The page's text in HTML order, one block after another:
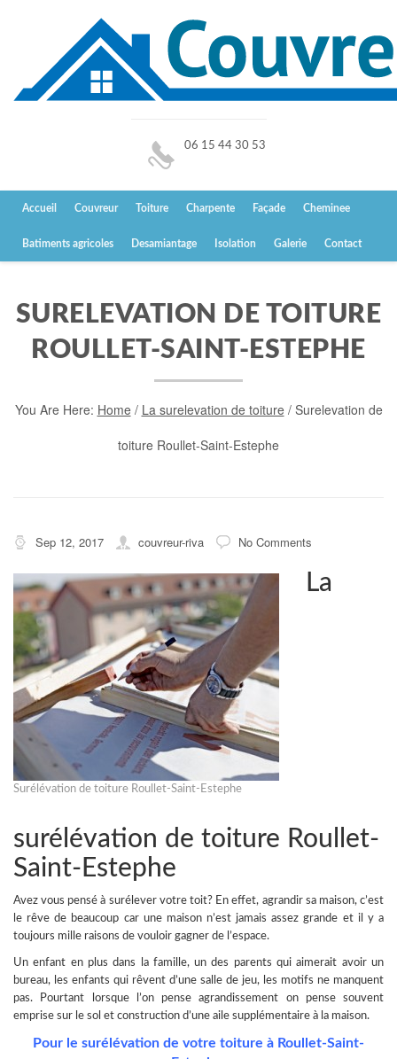
06 15 44 30 53
Accueil Couvreur Toiture Charpente Façade Cheminee
Batiments agricoles Desamiantage Isolation Galerie Contact
SURELEVATION DE TOITURE
ROULLET-SAINT-ESTEPHE
You Are Here: Home/ La surelevation de toiture/ Surelevation de
toiture Roullet-Saint-Estephe
Sep 12, 2017 couvreur-riva No Comments
Surélévation de toiture Roullet-Saint-Estephe
La
surélévation de toiture Roullet-
Saint-Estephe
Avez vous pensé à surélever votre toit? En effet, agrandir sa maison, c’est
le rêve de beaucoup car une maison n’est jamais assez grande et il y a
toujours mille raisons de vouloir gagner de l’espace.
Un enfant en plus dans la famille, un des parents qui aimerait avoir un
bureau, les enfants qui rêvent d’une salle de jeu, les motifs ne manquent
pas.
Pourtant lorsque l’on pense agrandissement on pense souvent
emprise sur le sol et construction d’une aile supplémentaire à la maison.
Pour le surélévation de votre toiture à Roullet-Saint-